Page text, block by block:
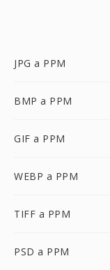
JPG a PPM
BMP a PPM
GIF a PPM
WEBP a PPM
TIFF a PPM
PSD a PPM